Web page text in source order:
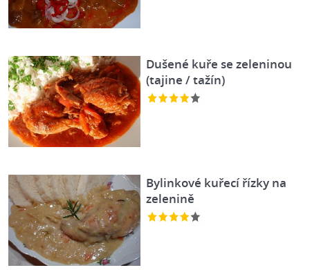
Dušené kuře se zeleninou
(tajine / tažín)
Bylinkové kuřecí řízky na
zelenině